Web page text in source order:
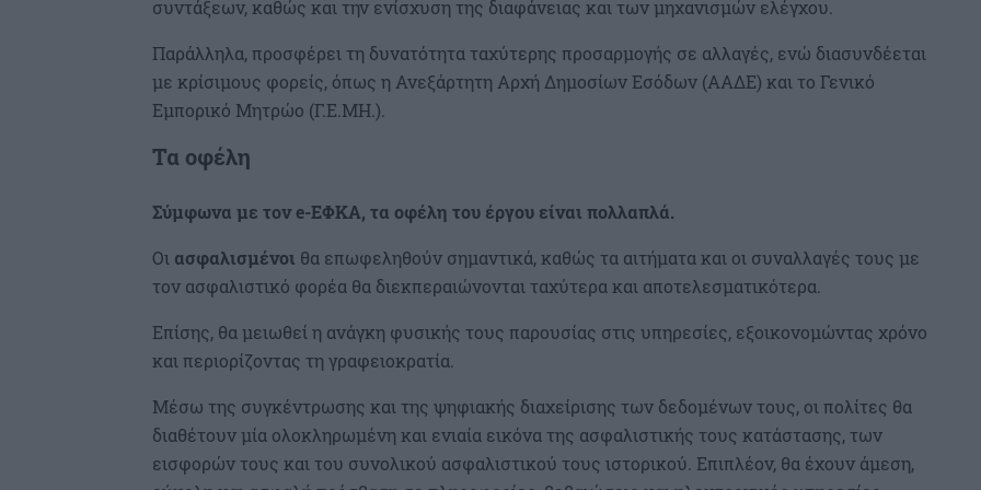
συντάξεων, καθώς και την ενίσχυση της διαφάνειας και των μηχανισμών ελέγχου.
Παράλληλα, προσφέρει τη δυνατότητα ταχύτερης προσαρμογής σε αλλαγές, ενώ διασυνδέεται
με κρίσιμους φορείς, όπως η Ανεξάρτητη Αρχή Δημοσίων Εσόδων (ΑΑΔΕ) και το Γενικό
Εμπορικό Μητρώο (Γ.Ε.ΜΗ.).
Τα οφέλη
Σύμφωνα με τον e-ΕΦΚΑ, τα οφέλη του έργου είναι πολλαπλά.
Οι ασφαλισμένοι θα επωφεληθούν σημαντικά, καθώς τα αιτήματα και οι συναλλαγές τους με
τον ασφαλιστικό φορέα θα διεκπεραιώνονται ταχύτερα και αποτελεσματικότερα.
Επίσης, θα μειωθεί η ανάγκη φυσικής τους παρουσίας στις υπηρεσίες, εξοικονομώντας χρόνο
και περιορίζοντας τη γραφειοκρατία.
Μέσω της συγκέντρωσης και της ψηφιακής διαχείρισης των δεδομένων τους, οι πολίτες θα
διαθέτουν μία ολοκληρωμένη και ενιαία εικόνα της ασφαλιστικής τους κατάστασης, των
εισφορών τους και του συνολικού ασφαλιστικού τους ιστορικού. Επιπλέον, θα έχουν άμεση,